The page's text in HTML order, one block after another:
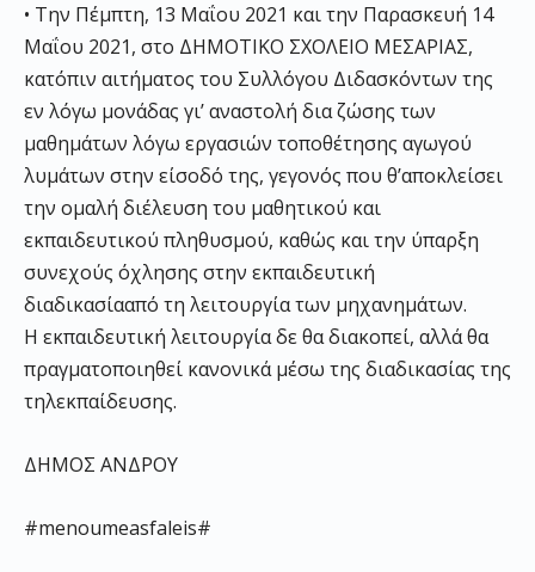
• Την Πέμπτη, 13 Μαΐου 2021 και την Παρασκευή 14
Μαΐου 2021, στο ΔΗΜΟΤΙΚΟ ΣΧΟΛΕΙΟ ΜΕΣΑΡΙΑΣ,
κατόπιν αιτήματος του Συλλόγου Διδασκόντων της
εν λόγω μονάδας γι’αναστολή δια ζώσης των
μαθημάτων λόγω εργασιών τοποθέτησης αγωγού
λυμάτων στην είσοδό της, γεγονός που θ’αποκλείσει
την ομαλή διέλευση του μαθητικού και
εκπαιδευτικού πληθυσμού, καθώς και την ύπαρξη
συνεχούς όχλησης στην εκπαιδευτική
διαδικασίααπό τη λειτουργία των μηχανημάτων.
Η εκπαιδευτική λειτουργία δε θα διακοπεί, αλλά θα
πραγματοποιηθεί κανονικά μέσω της διαδικασίας της
τηλεκπαίδευσης.
ΔΗΜΟΣ ΑΝΔΡΟΥ
#menoumeasfaleis#